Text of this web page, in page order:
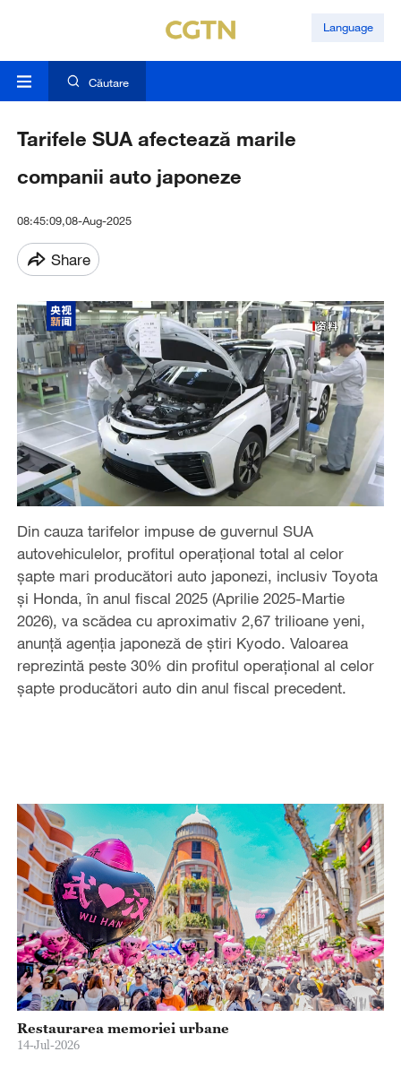
Language
Căutare
Tarifele SUA afectează marile
companii auto japoneze
08:45:09,08-Aug-2025
Share
Din cauza tarifelor impuse de guvernul SUA
autovehiculelor, profitul operațional total al celor
șapte mari producători auto japonezi, inclusiv Toyota
și Honda, în anul fiscal 2025 (Aprilie 2025-Martie
2026), va scădea cu aproximativ 2,67 trilioane yeni,
anunță agenția japoneză de știri Kyodo. Valoarea
reprezintă peste 30% din profitul operațional al celor
șapte producători auto din anul fiscal precedent.
Restaurarea memoriei urbane
14-Jul-2026